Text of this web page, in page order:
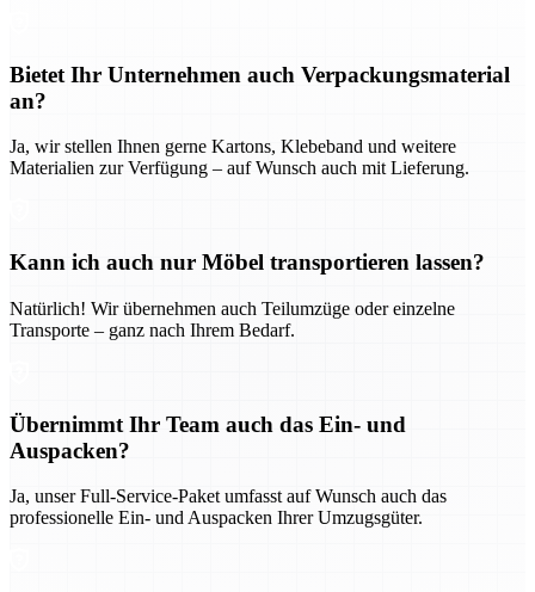
Bietet Ihr Unternehmen auch Verpackungsmaterial
an?
Ja, wir stellen Ihnen gerne Kartons, Klebeband und weitere
Materialien zur Verfügung – auf Wunsch auch mit Lieferung.
Kann ich auch nur Möbel transportieren lassen?
Natürlich! Wir übernehmen auch Teilumzüge oder einzelne
Transporte – ganz nach Ihrem Bedarf.
Übernimmt Ihr Team auch das Ein- und
Auspacken?
Ja, unser Full-Service-Paket umfasst auf Wunsch auch das
professionelle Ein- und Auspacken Ihrer Umzugsgüter.